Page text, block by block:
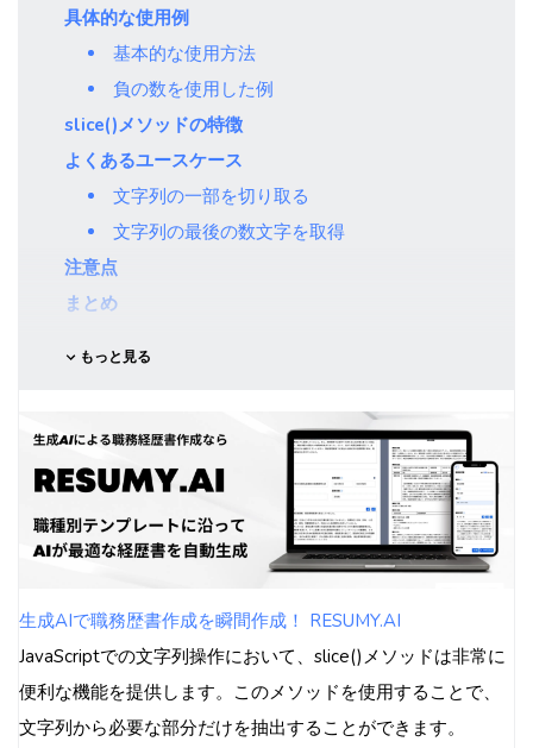
具体的な使用例
基本的な使用方法
負の数を使用した例
slice()メソッドの特徴
よくあるユースケース
文字列の一部を切り取る
文字列の最後の数文字を取得
注意点
まとめ
もっと見る
生成AIで職務歴書作成を瞬間作成！ RESUMY.AI
JavaScriptでの文字列操作において、slice()メソッドは非常に
便利な機能を提供します。このメソッドを使用することで、
文字列から必要な部分だけを抽出することができます。